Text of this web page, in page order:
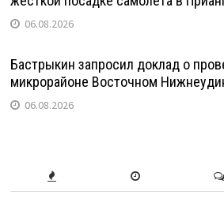
06.08.2026
Бастрыкин запросил доклад о
микрорайоне Восточном
06.08.2026